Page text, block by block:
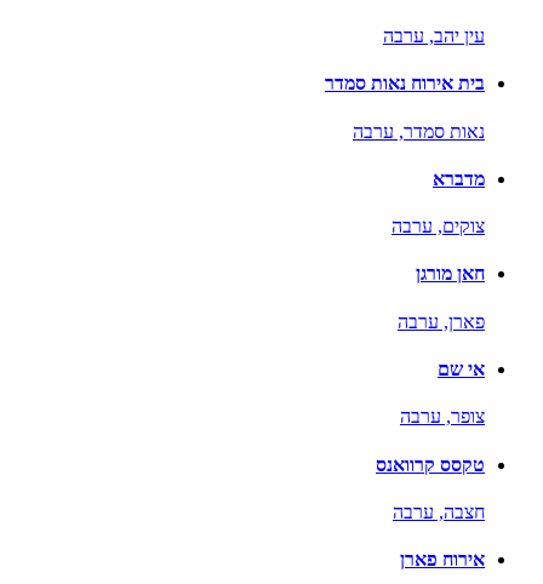
עין יהב, ערבה
בית אירוח נאות סמדר
נאות סמדר, ערבה
מדברא
צוקים, ערבה
חאן מורגן
פארן, ערבה
אי שם
צופר, ערבה
טקסס קרוואנס
חצבה, ערבה
אירוח פארן